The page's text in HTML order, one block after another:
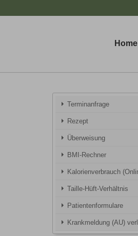
Home
Terminanfrage
Rezept
Überweisung
BMI-Rechner
Kalorienverbrauch
Taille-Hüft-Verhältnis
Patientenformulare
Krankmeldung (AU)